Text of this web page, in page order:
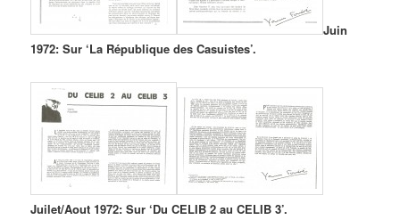
Juin
1972: Sur ‘La République des Casuistes’.
Juilet/Aout 1972: Sur ‘Du CELIB 2 au CELIB 3’.